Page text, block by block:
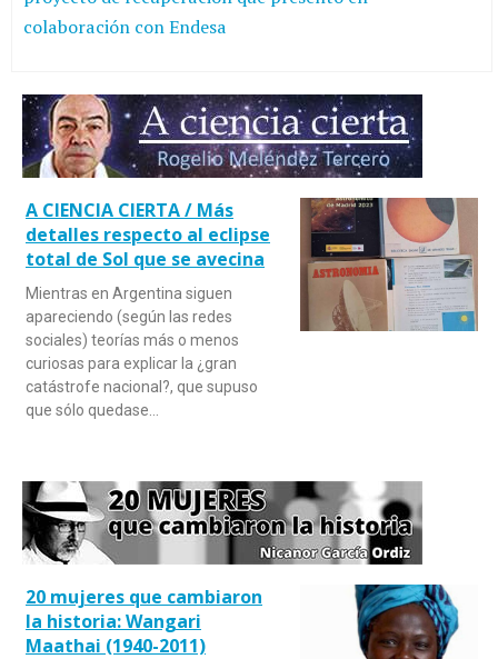
colaboración con Endesa
A CIENCIA CIERTA / Más
detalles respecto al eclipse
total de Sol que se avecina
Mientras en Argentina siguen
apareciendo (según las redes
sociales) teorías más o menos
curiosas para explicar la ¿gran
catástrofe nacional?, que supuso
que sólo quedase…
20 mujeres que cambiaron
la historia: Wangari
Maathai (1940-2011)